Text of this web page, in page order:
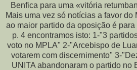
Benfica para uma «vitória
Mais uma vez só notícias a favor do
ao maior partido da oposição é
p. 4 encontramos isto: 1-"3
voto no MPLA" 2-"Arcebispo de
votarem com discernimento" 3-
UNITA abandonaram o partido no